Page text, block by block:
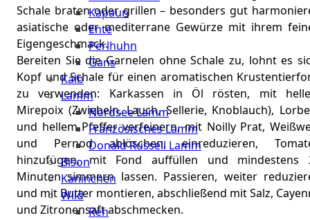
Kapaun
Ente
Perlhuhn
Gans
Kalb
Lamm
Nordsee Lamm
Französisches Lamm
Donald Russell Lamm
Bison
Kaninchen
Wild
Reh
Schale braten oder grillen – besonders gut
asiatische oder mediterrane Gewürze mit ihrem
Eigengeschmack.
Bereiten Sie die Garnelen ohne Schale zu, lohnt es
Kopf und Schale für einen aromatischen
zu verwenden: Karkassen in Öl rösten, mit
Mirepoix (Zwiebeln, Lauch, Sellerie, Knoblauch),
und hellem Pfeffer verfeinern, mit Noilly Prat,
und Pernod ablöschen, einreduzieren,
hinzufügen, mit Fond auffüllen und mindestens
Minuten simmern lassen. Passieren, weiter
und mit Butter montieren, abschließend mit Salz,
und Zitronensaft abschmecken.